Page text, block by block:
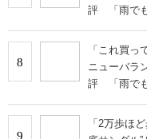
評 「雨でも
8
「これ買
ニューバラ
評 「雨でも
9
「2万歩ほ